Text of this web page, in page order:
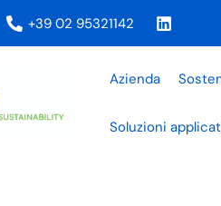
+39 02 95321142
Azienda
Soluzioni